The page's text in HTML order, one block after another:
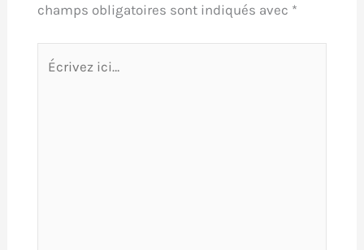
champs obligatoires sont indiqués avec *
Écrivez